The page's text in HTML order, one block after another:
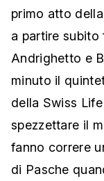
primo atto
a partire
Andrighetto e
minuto il
della Swiss
spezzettare il
fanno correre
di Pasche